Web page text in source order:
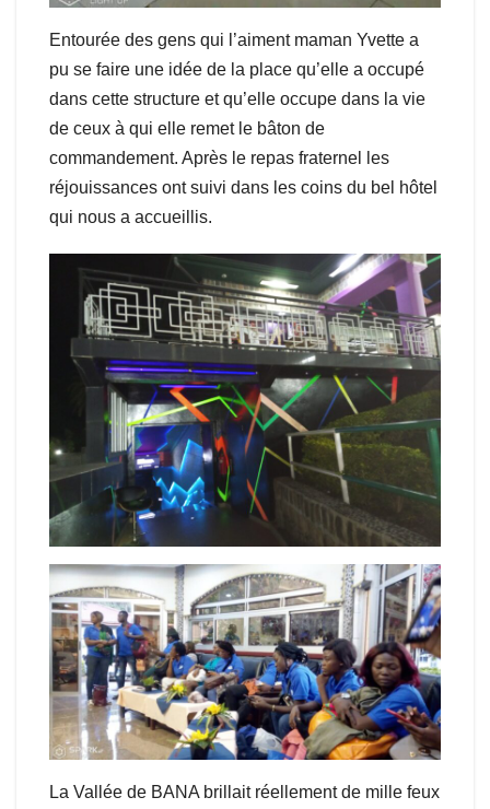
Entourée des gens qui l’aiment maman Yvette a
pu se faire une idée de la place qu’elle a occupé
dans cette structure et qu’elle occupe dans la vie
de ceux à qui elle remet le bâton de
commandement. Après le repas fraternel les
réjouissances ont suivi dans les coins du bel hôtel
qui nous a accueillis.
La Vallée de BANA brillait réellement de mille feux